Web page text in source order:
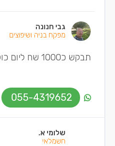
גבי חנונה
מפקח בניה ושיפוצים
תבקש כ1000 שח ליום כולל מעמ
055-4319652
שלומי א.
חשמלאי